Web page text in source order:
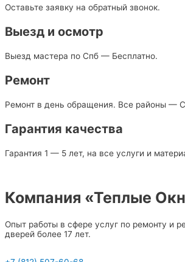
Оставьте заявку на обратный звонок.
Выезд и осмотр
Выезд мастера по Спб — Бесплатно.
Ремонт
Ремонт в день обращения. Все районы —
Гарантия качества
Гарантия 1 — 5 лет, на все услуги и
Компания «Теплые
Опыт работы в сфере услуг по ремонту и
дверей более 17 лет.